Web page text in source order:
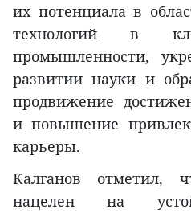
их потенциала в
технологий в
промышленности,
развитии науки и
продвижение
и повышение
карьеры.
Калганов отметил,
нацелен на